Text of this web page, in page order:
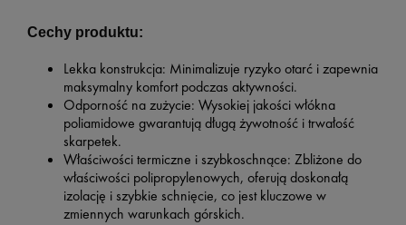
Cechy produktu:
Lekka konstrukcja: Minimalizuje ryzyko otarć i zapewnia
maksymalny komfort podczas aktywności.
Odporność na zużycie: Wysokiej jakości włókna
poliamidowe gwarantują długą żywotność i trwałość
skarpetek.
Właściwości termiczne i szybkoschnące: Zbliżone do
właściwości polipropylenowych, oferują doskonałą
izolację i szybkie schnięcie, co jest kluczowe w
zmiennych warunkach górskich.